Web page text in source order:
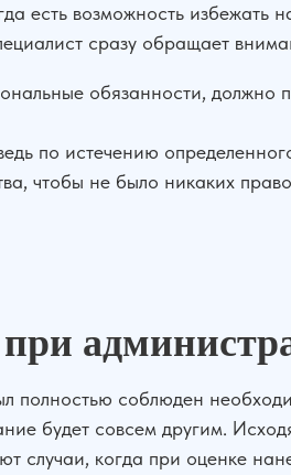
есть возможность избежать
сразу обращает
обязанности, должно
по истечению
чтобы не было никаких
соблюден
будет совсем другим.
случаи, когда при оценке